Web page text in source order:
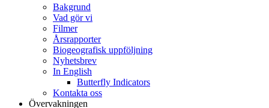
Bakgrund
Vad gör vi
Filmer
Årsrapporter
Biogeografisk uppföljning
Nyhetsbrev
In English
Butterfly Indicators
Kontakta oss
Övervakningen